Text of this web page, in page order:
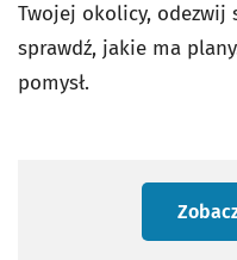
Twojej okolicy,
sprawdź, jakie ma
pomysł.